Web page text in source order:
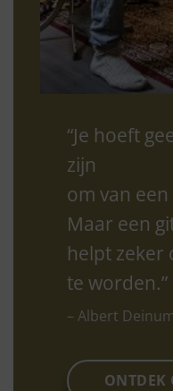
“Je hoeft
zijn
om van
Maar een
helpt zeker
te worden.”
– Albert
ONTDEK